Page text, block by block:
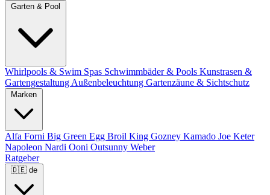
Whirlpools & Swim Spas Schwimmbäder & Pools Kunstrasen &
Gartengestaltung Außenbeleuchtung Gartenzäune & Sichtschutz
Alfa Forni Big Green Egg Broil King Gozney Kamado Joe Keter
Napoleon Nardi Ooni Outsunny Weber
Ratgeber
🇩🇪 de